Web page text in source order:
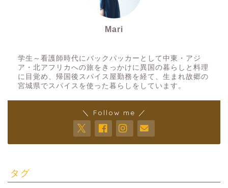
Mari
学生～看護師時代にバックパッカーとして中東・アジ
ア・北アフリカへの旅をきっかけに異国の暮らしと料理
に目覚め、帰国後スパイス屋勤務を経て、生まれ故郷の
宮城県でスパイスを使った暮らしをしています。
＼ Follow me ／
タグ